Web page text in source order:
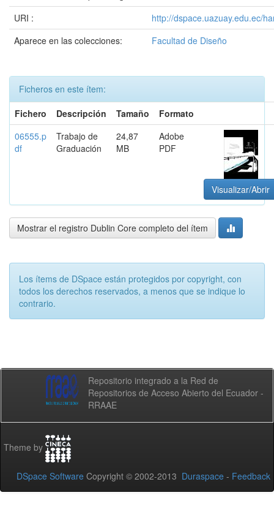
URI :
http://dspace.uazuay.edu.ec/
Aparece en las colecciones:
Facultad de Diseño
Ficheros en este ítem:
Fichero
Descripción Tamaño
Formato
06555.p
df
Trabajo de
Graduación
24,87
MB
Adobe
PDF
Visualizar/Abrir
Mostrar el registro Dublin Core completo del ítem
Los ítems de DSpace están protegidos por copyright, con
todos los derechos reservados, a menos que se indique lo
contrario.
Repositorio integrado a la Red de
Repositorios de Acceso Abierto del Ecuador -
RRAAE
Theme by
DSpace Software Copyright © 2002-2013 Duraspace - Feedback